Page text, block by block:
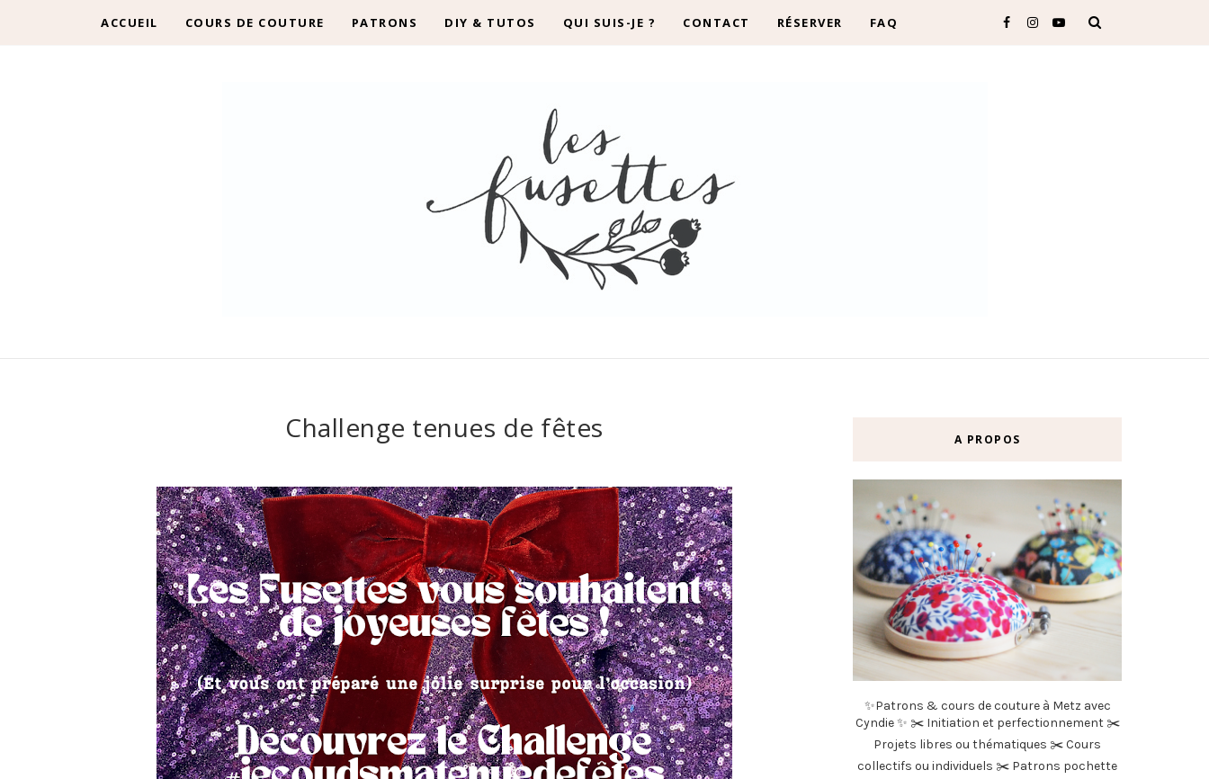
ACCUEIL COURS DE COUTURE PATRONS DIY & TUTOS QUI SUIS-JE ? CONTACT RÉSERVER FAQ
Challenge tenues de fêtes A PROPOS
✨Patrons & cours de couture à Metz avec
Cyndie ✨ ✂️ Initiation et perfectionnement ✂️
Projets libres ou thématiques ✂️ Cours
collectifs ou individuels ✂️ Patrons pochette